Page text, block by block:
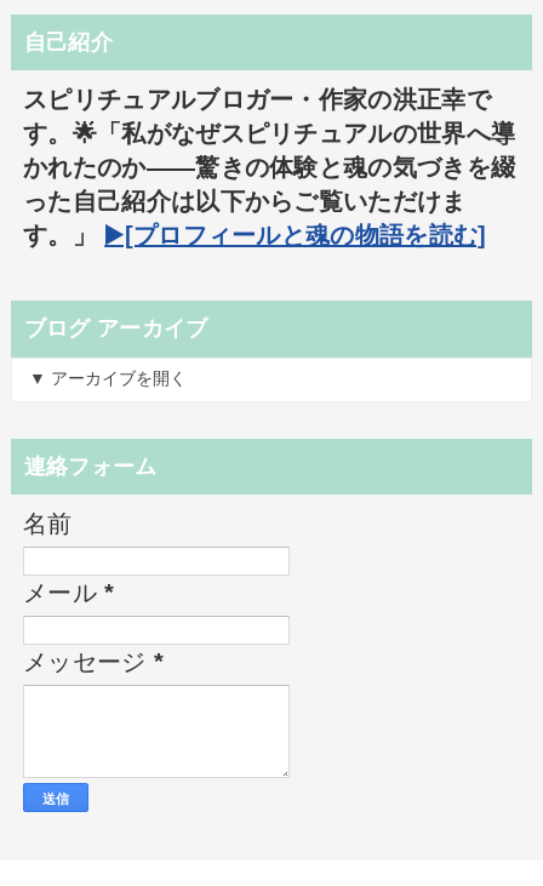
自己紹介
スピリチュアルブロガー・作家の洪正幸で
す。🌟「私がなぜスピリチュアルの世界へ導
かれたのか――驚きの体験と魂の気づきを綴
った自己紹介は以下からご覧いただけま
す。」
▶️[プロフィールと魂の物語を読む]
ブログ アーカイブ
▼ アーカイブを開く
連絡フォーム
名前
メール*
メッセージ *